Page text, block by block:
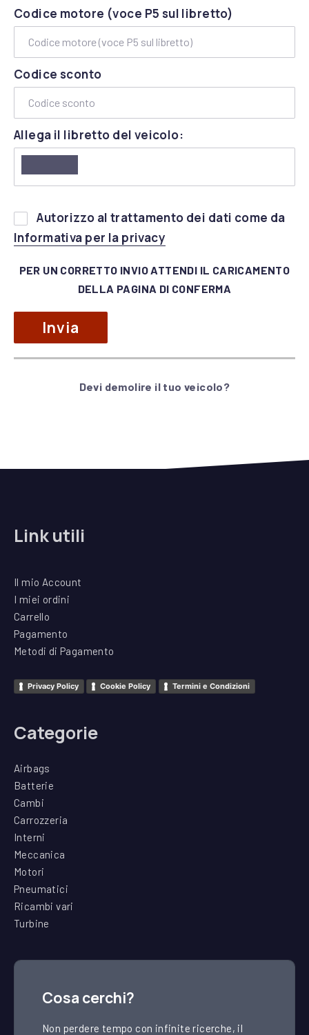
Codice motore (voce P5 sul libretto)
Codice sconto
Allega il libretto del veicolo:
prega
di
vuoto
campo.
Autorizzo al trattamento dei dati come da
Informativa per la privacy
PER UN CORRETTO INVIO ATTENDI IL CARICAMENTO
DELLA PAGINA DI CONFERMA
Devi demolire il tuo veicolo?
Link utili
Il mio Account
I miei ordini
Carrello
Pagamento
Metodi di Pagamento
Privacy Policy Cookie Policy Termini e Condizioni
Categorie
Airbags
Batterie
Cambi
Carrozzeria
Interni
Meccanica
Motori
Pneumatici
Ricambi vari
Turbine
Cosa cerchi?
Non perdere tempo con infinite ricerche, il